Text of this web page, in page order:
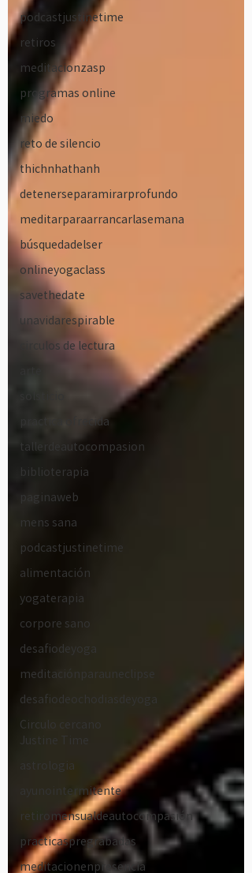
podcastjustinetime
retiros
meditacionzasp
programas online
miedo
reto de silencio
thichnhathanh
detenerseparamirarprofundo
meditarparaarrancarlasemana
búsquedadelser
onlineyogaclass
savethedate
unavidarespirable
circulos de lectura
practica ofrecida
tallerdeautocompasion
biblioterapia
paginaweb
mens sana
podcastjustinetime
alimentación
yogaterapia
corpore sano
desafiodeyoga
meditaciónparauneclipse
desafiodeochodiasdeyoga
Circulo cercano
Justine Time
astrologia
ayunointermitente
retiromensualdeautocompasión
practicaspregrabadas
meditacionenpresencia